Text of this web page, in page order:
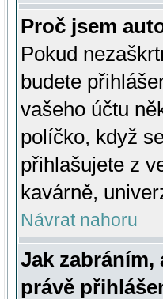
Proč jsem
Pokud
budete
vašeho účtu
políčko, když
přihlašujete z
kavárně,
Návrat nahoru
Jak zabráním,
právě